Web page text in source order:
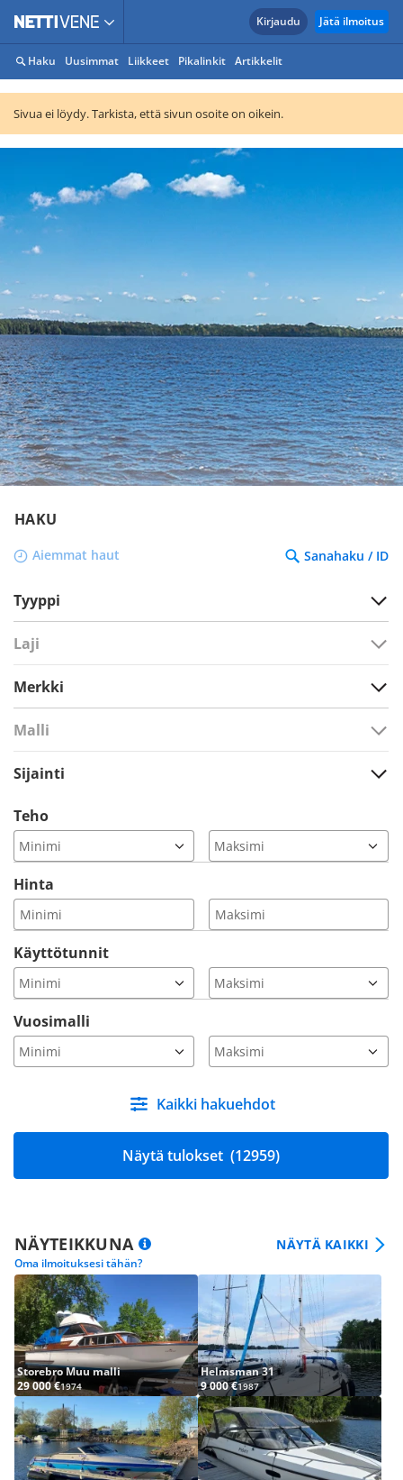
Kirjaudu Jätä ilmoitus
Haku Uusimmat Liikkeet Pikalinkit Artikkelit
Sivua ei löydy. Tarkista, että sivun osoite on oikein.
HAKU
Aiemmat haut Sanahaku / ID
Tyyppi
Laji
Merkki
Malli
Sijainti
Teho
Hinta
Käyttötunnit
Vuosimalli
Kaikki hakuehdot
Näytä tulokset (12959)
NÄYTEIKKUNA
Oma ilmoituksesi tähän?
NÄYTÄ KAIKKI
Storebro Muu malli
29 000 €1974
Helmsman 31
9 000 €1987